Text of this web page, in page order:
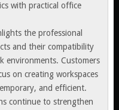
with practical office
the professional
and their compatibility
environments. Customers
on creating workspaces
and efficient.
continue to strengthen